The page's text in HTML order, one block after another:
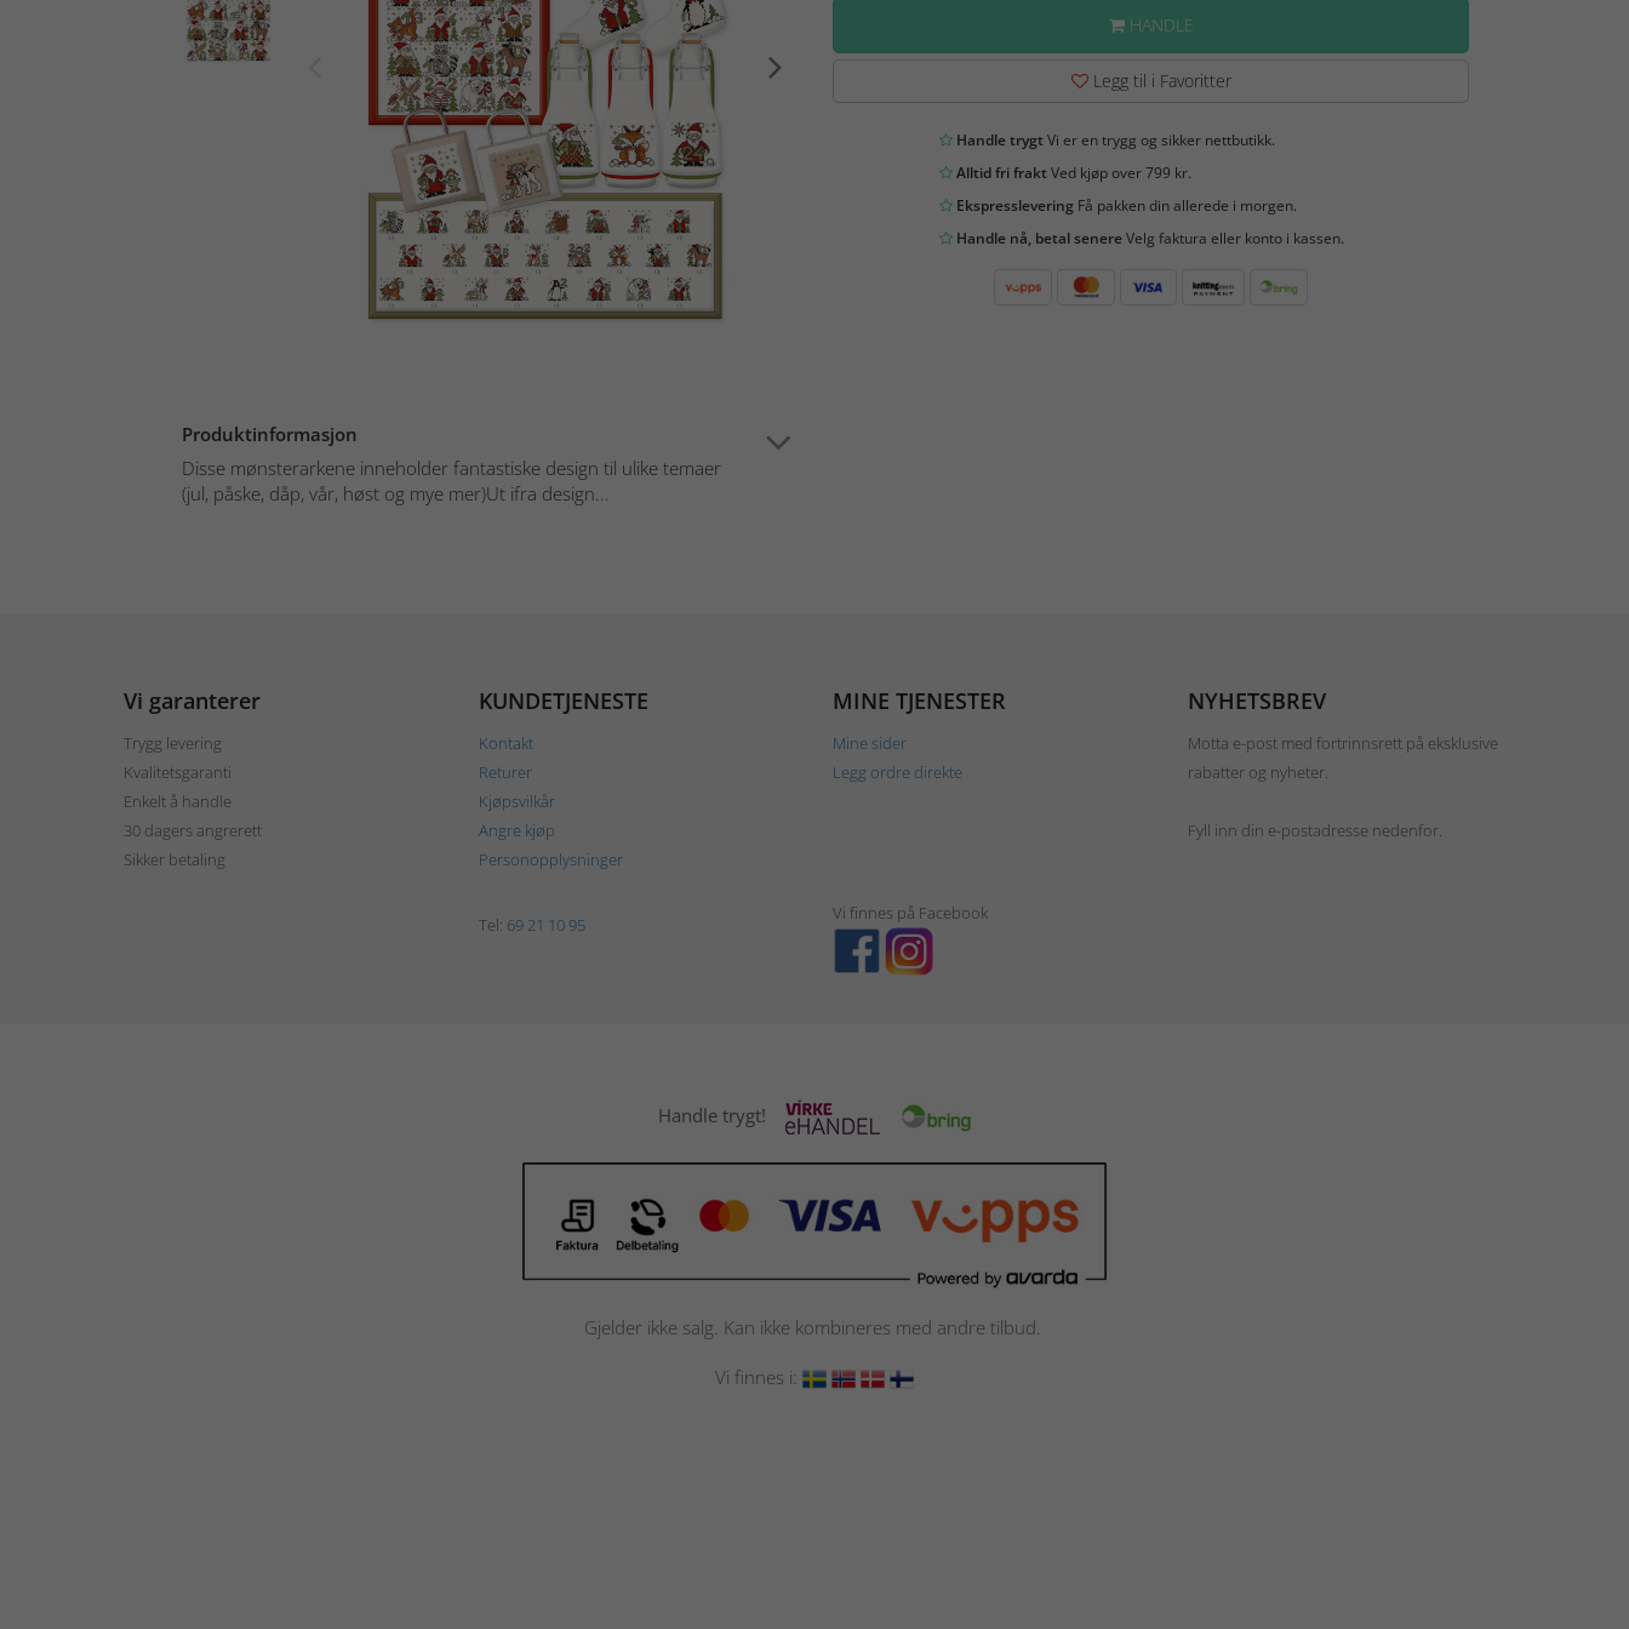
Produktinformasjon
Disse mønsterarkene inneholder fantastiske design til ulike temaer
(jul, påske, dåp, vår, høst og mye mer)Ut ifra design...
HANDLE
Legg til i Favoritter
Handle trygtVi er en trygg og sikker nettbutikk.
Alltid fri fraktVed kjøp over 799 kr.
EkspressleveringFå pakken din allerede i morgen.
Handle nå, betal senereVelg faktura eller konto i kassen.
Vi garanterer
Trygg levering
Kvalitetsgaranti
Enkelt å handle
30 dagers angrerett
Sikker betaling
KUNDETJENESTE
Kontakt
Returer
Kjøpsvilkår
Angre kjøp
Personopplysninger
MINE TJENESTER
Mine sider
Legg ordre direkte
NYHETSBREV
Motta e-post med fortrinnsrett på eksklusive
rabatter og nyheter.
Fyll inn din e-postadresse nedenfor.
Tel: 69 21 10 95
Vi finnes på Facebook
Handle trygt!
Gjelder ikke salg. Kan ikke kombineres med andre tilbud.
Vi finnes i: